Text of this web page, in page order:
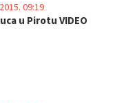
u Pirotu VIDEO
09:19